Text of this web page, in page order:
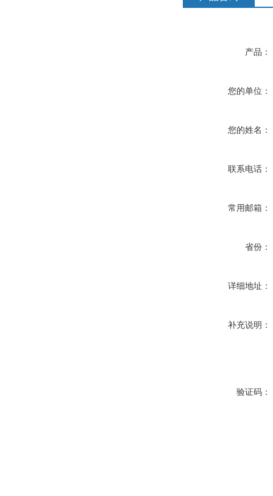
产品：
您的单位：
您的姓名：
联系电话：
常用邮箱：
省份：
详细地址：
补充说明：
验证码：